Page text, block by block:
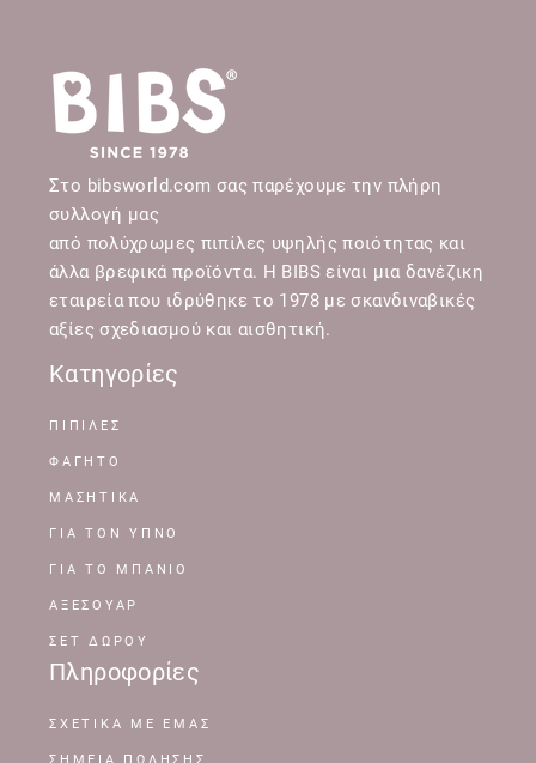
Στο bibsworld.com σας παρέχουμε την πλήρη
συλλογή μας
από πολύχρωμες πιπίλες υψηλής ποιότητας και
άλλα βρεφικά προϊόντα. Η BIBS είναι μια δανέζικη
εταιρεία που ιδρύθηκε το 1978 με σκανδιναβικές
αξίες σχεδιασμού και αισθητική.
Κατηγορίες
ΠΙΠΙΛΕΣ
ΦΑΓΗΤΟ
ΜΑΣΗΤΙΚΑ
ΓΙΑ ΤΟΝ ΥΠΝΟ
ΓΙΑ ΤΟ ΜΠΑΝΙΟ
ΑΞΕΣΟΥΑΡ
ΣΕΤ ΔΩΡΟΥ
Πληροφορίες
ΣΧΕΤΙΚΆ ΜΕ ΕΜΆΣ